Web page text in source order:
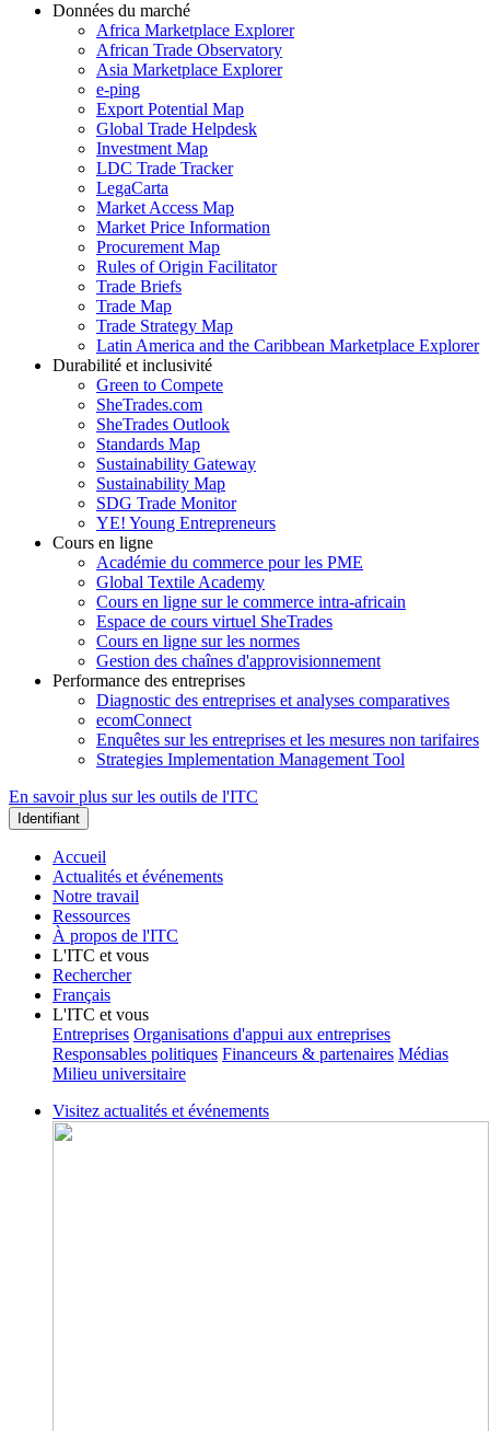
Données du marché
Africa Marketplace Explorer
African Trade Observatory
Asia Marketplace Explorer
e-ping
Export Potential Map
Global Trade Helpdesk
Investment Map
LDC Trade Tracker
LegaCarta
Market Access Map
Market Price Information
Procurement Map
Rules of Origin Facilitator
Trade Briefs
Trade Map
Trade Strategy Map
Latin America and the Caribbean Marketplace Explorer
Durabilité et inclusivité
Green to Compete
SheTrades.com
SheTrades Outlook
Standards Map
Sustainability Gateway
Sustainability Map
SDG Trade Monitor
YE! Young Entrepreneurs
Cours en ligne
Académie du commerce pour les PME
Global Textile Academy
Cours en ligne sur le commerce intra-africain
Espace de cours virtuel SheTrades
Cours en ligne sur les normes
Gestion des chaînes d'approvisionnement
Performance des entreprises
Diagnostic des entreprises et analyses comparatives
ecomConnect
Enquêtes sur les entreprises et les mesures non tarifaires
Strategies Implementation Management Tool
En savoir plus sur les outils de l'ITC
Accueil
Actualités et événements
Notre travail
Ressources
À propos de l'ITC
L'ITC et vous
Rechercher
Français
L'ITC et vous
Entreprises Organisations d'appui aux entreprises
Responsables politiques Financeurs & partenaires Médias
Milieu universitaire
Visitez actualités et événements